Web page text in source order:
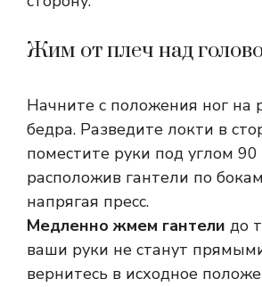
Жим от плеч над
Начните с положения ног на
бедра. Разведите локти в
поместите руки под углом 90
расположив гантели по
напрягая пресс.
Медленно жмем гантели до
ваши руки не станут
вернитесь в исходное